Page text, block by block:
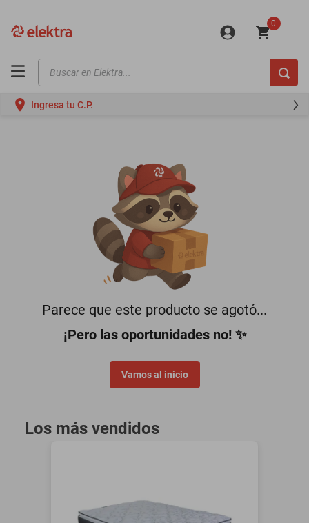
0
Buscar en Elektra...
Ingresa tu C.P.
Parece que este producto se agotó...
¡Pero las oportunidades no! ✨
Vamos al inicio
Los más vendidos
motos
oppo
motoneta